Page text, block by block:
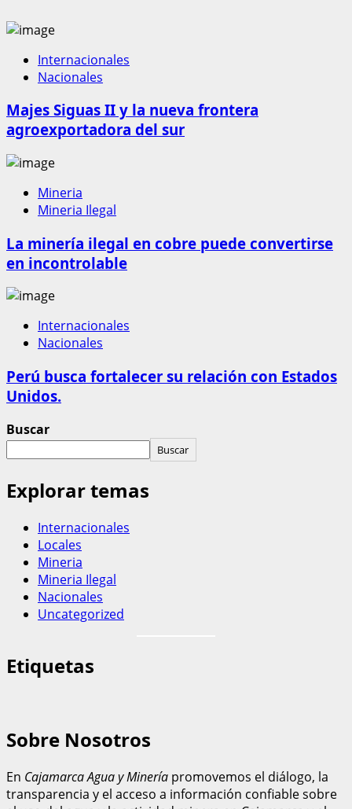
Internacionales
Nacionales
Majes Siguas II y la nueva frontera
agroexportadora del sur
Mineria
Mineria Ilegal
La minería ilegal en cobre puede convertirse
en incontrolable
Internacionales
Nacionales
Perú busca fortalecer su relación con Estados
Unidos.
Buscar
Buscar
Explorar temas
Internacionales
Locales
Mineria
Mineria Ilegal
Nacionales
Uncategorized
Etiquetas
Sobre Nosotros
En Cajamarca Agua y Minería promovemos el diálogo, la
transparencia y el acceso a información confiable sobre